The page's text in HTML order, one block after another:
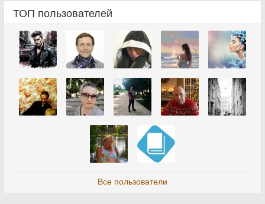
ТОП пользователей
Все пользователи